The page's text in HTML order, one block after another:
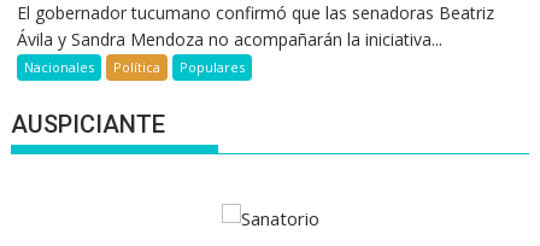
El gobernador tucumano confirmó que las senadoras Beatriz
Ávila y Sandra Mendoza no acompañarán la iniciativa...
Nacionales Política Populares
AUSPICIANTE